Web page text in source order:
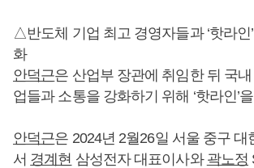
△반도체 기업 최고 경영자들과 ‘핫라인
화
안덕근은 산업부 장관에 취임한 뒤 국내
업들과 소통을 강화하기 위해 ‘핫라인’
안덕근은 2024년 2월26일 서울 중구 대
서 경계현 삼성전자 대표이사와 곽노정